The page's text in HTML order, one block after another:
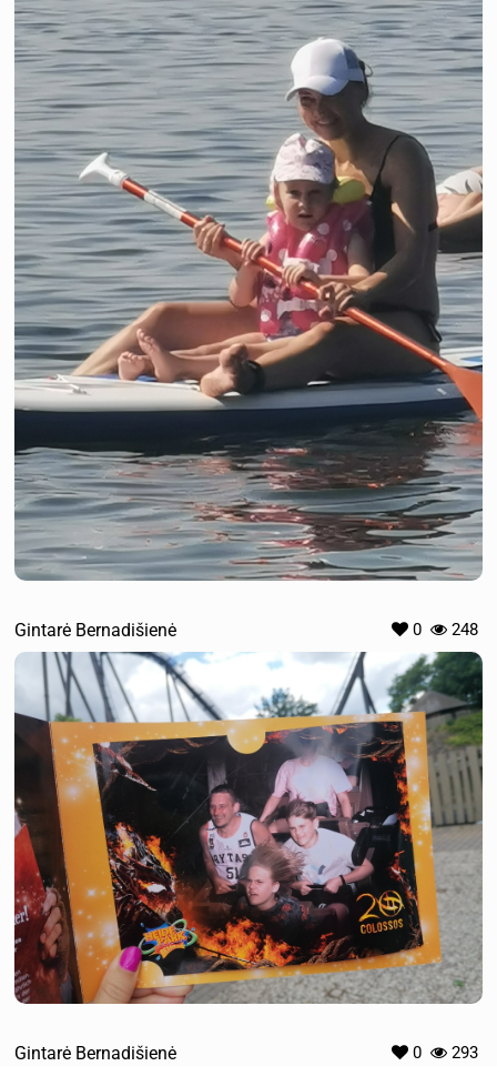
Gintarė Bernadišienė 0 248
Gintarė Bernadišienė 0 293